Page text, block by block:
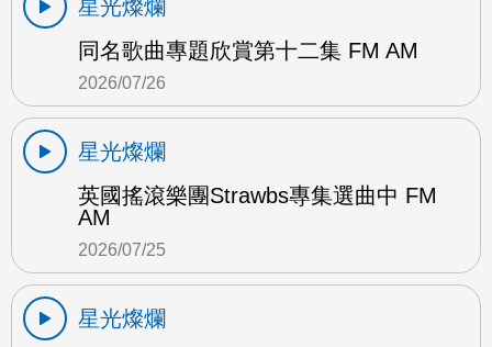
星光燦爛
同名歌曲專題欣賞第十二集 FM AM
2026/07/26
星光燦爛
英國搖滾樂團Strawbs專集選曲中 FM
AM
2026/07/25
星光燦爛